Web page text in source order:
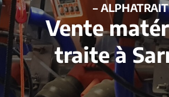
–
Vente
traite à